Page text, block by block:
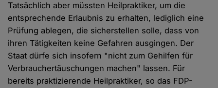
Tatsächlich aber müssten Heilpraktiker, um die
entsprechende Erlaubnis zu erhalten, lediglich eine
Prüfung ablegen, die sicherstellen solle, dass von
ihren Tätigkeiten keine Gefahren ausgingen. Der
Staat dürfe sich insofern "nicht zum Gehilfen für
Verbrauchertäuschungen machen" lassen. Für
bereits praktizierende Heilpraktiker, so das FDP-